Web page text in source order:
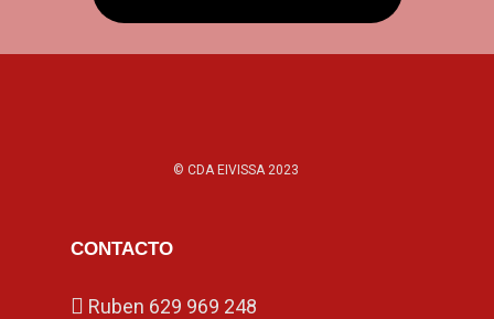
© CDA EIVISSA 2023
CONTACTO
Ruben 629 969 248